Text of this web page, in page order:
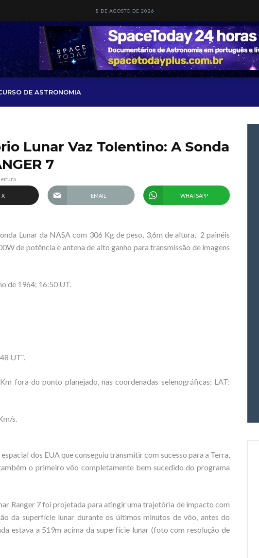
8 DE AGOSTO DE 2026
DE ASTRONOMIA
Lunar Vaz Tolentino: A Sonda
7
X EMAIL WHATSAPP
Lunar da NASA com 306 Kg de peso, 3,6m de altura, 2 painéis
de potência e antena de alto ganho para transmissão de imagens
de 1964; 16:50 UT.
UT¨.
fora do ponto planejado, nas coordenadas selenográficas: LAT:
s.
dos EUA que conseguiu transmitir com sucesso para a Terra,
o primeiro vôo completamente bem sucedido do programa
Ranger 7 foi projetada para atingir uma trajetória de impacto com
da superfície lunar durante os últimos minutos de vôo, antes do
estava a 519m acima da superfície lunar (foto com resolução de